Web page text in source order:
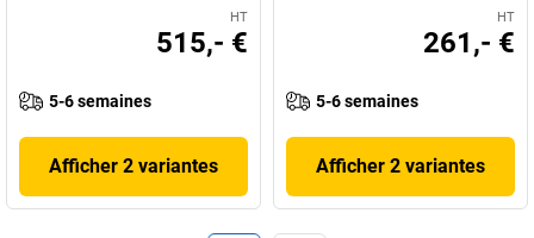
HT
515,- €
5-6 semaines
Afficher 2 variantes
HT
261,- €
5-6 semaines
Afficher 2 variantes